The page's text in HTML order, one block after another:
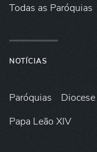
Todas as Paróquias
NOTÍCIAS
Paróquias Diocese
Papa Leão XIV